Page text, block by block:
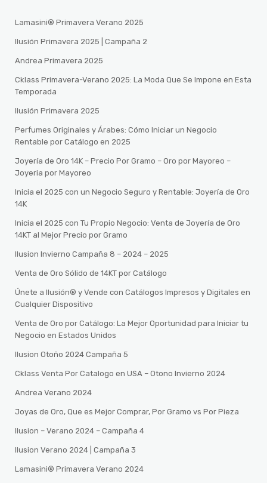
Lamasini® Primavera Verano 2025
Ilusión Primavera 2025 | Campaña 2
Andrea Primavera 2025
Cklass Primavera-Verano 2025: La Moda Que Se Impone en Esta
Temporada
Ilusión Primavera 2025
Perfumes Originales y Árabes: Cómo Iniciar un Negocio
Rentable por Catálogo en 2025
Joyería de Oro 14K – Precio Por Gramo – Oro por Mayoreo –
Joyeria por Mayoreo
Inicia el 2025 con un Negocio Seguro y Rentable: Joyería de Oro
14K
Inicia el 2025 con Tu Propio Negocio: Venta de Joyería de Oro
14KT al Mejor Precio por Gramo
Ilusion Invierno Campaña 8 – 2024 – 2025
Venta de Oro Sólido de 14KT por Catálogo
Únete a Ilusión® y Vende con Catálogos Impresos y Digitales en
Cualquier Dispositivo
Venta de Oro por Catálogo: La Mejor Oportunidad para Iniciar tu
Negocio en Estados Unidos
Ilusion Otoño 2024 Campaña 5
Cklass Venta Por Catalogo en USA – Otono Invierno 2024
Andrea Verano 2024
Joyas de Oro, Que es Mejor Comprar, Por Gramo vs Por Pieza
Ilusion – Verano 2024 – Campaña 4
Ilusion Verano 2024 | Campaña 3
Lamasini®️ Primavera Verano 2024